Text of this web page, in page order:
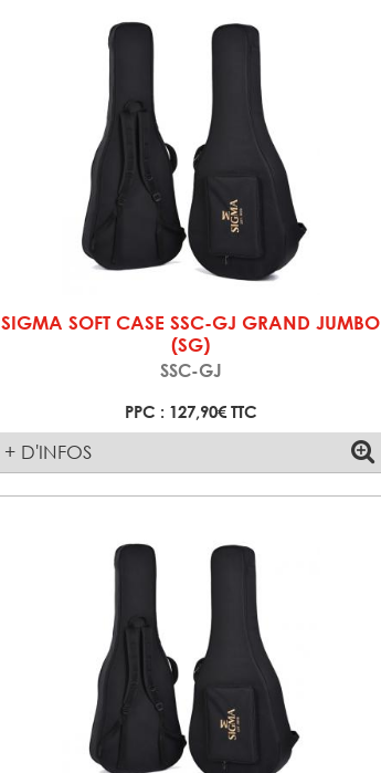
SIGMA SOFT CASE SSC-GJ GRAND JUMBO
(SG)
SSC-GJ
PPC : 127,90€ TTC
+ D'INFOS